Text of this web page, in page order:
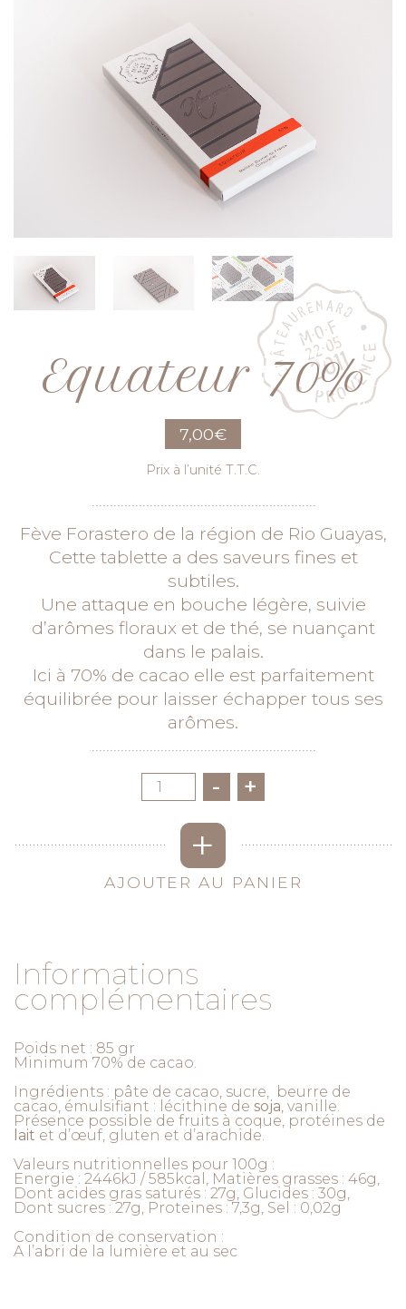
Equateur 70%
7,00€
Prix à l’unité T.T.C.
Fève Forastero de la région de Rio Guayas,
Cette tablette a des saveurs fines et
subtiles.
Une attaque en bouche légère, suivie
d’arômes floraux et de thé, se nuançant
dans le palais.
Ici à 70% de cacao elle est parfaitement
équilibrée pour laisser échapper tous ses
arômes.
- +
+
AJOUTER AU PANIER
Informations
complémentaires
Poids net : 85 gr
Minimum 70% de cacao.
Ingrédients : pâte de cacao, sucre, beurre de
cacao, émulsifiant : lécithine de soja , vanille.
Présence possible de fruits à coque, protéines de
lait et d’œuf, gluten et d’arachide.
Valeurs nutritionnelles pour 100g :
Energie : 2446kJ / 585kcal, Matières grasses : 46g,
Dont acides gras saturés : 27g, Glucides : 30g,
Dont sucres : 27g, Proteines : 7,3g, Sel : 0,02g
Condition de conservation :
A l’abri de la lumière et au sec